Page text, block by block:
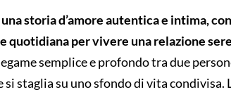
una storia d’amore autentica e intima,
quotidiana per vivere una relazione
semplice e profondo tra due
si staglia su uno sfondo di vita condivisa.